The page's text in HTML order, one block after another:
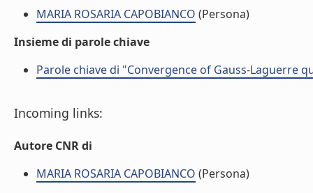
MARIA ROSARIA CAPOBIANCO (Persona)
Insieme di parole chiave
Parole chiave di "Convergence of Gauss-Laguerre
Incoming links:
Autore CNR di
MARIA ROSARIA CAPOBIANCO (Persona)